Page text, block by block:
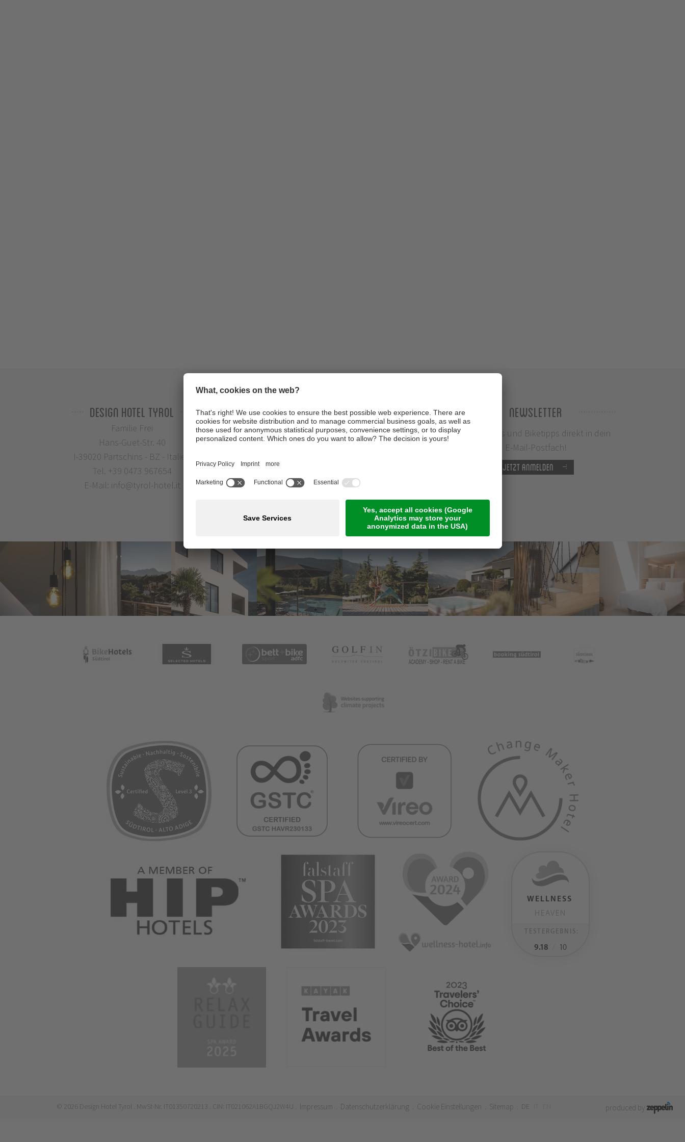
Design Hotel Tyrol
Familie Frei
Hans-Guet-Str. 40
I-39020 Partschins - BZ - Italien
Tel. +39 0473 967654
E-Mail: info@tyrol-hotel.it
Infos
Anreise
Jobs
Guestnet
Newsletter
Infos, News und Biketipps direkt in dein
E-Mail-Postfach!
Jetzt anmelden
WELLNESS
HEAVEN
TESTERGEBNIS:
9.18 10
© 2026 Design Hotel Tyrol . MwSt-Nr. IT01350720213 . CIN: IT021062A1BGQJ2W4U . Impressum . Datenschutzerklärung . Cookie Einstellungen . Sitemap . DE produced by